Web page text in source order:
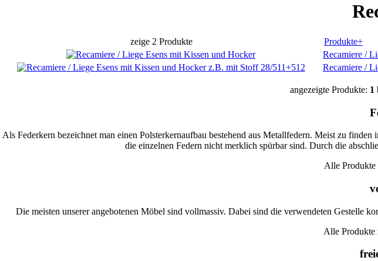
zeige 2 Produkte Produkte+
Recamiere /
Recamiere /
angezeigte Produkte: 1
Als Federkern bezeichnet man einen Polsterkernaufbau bestehend aus Metallfedern. Meist zu
die einzelnen Federn nicht merklich spürbar sind. Durch die
Alle Produkte
Die meisten unserer angebotenen Möbel sind vollmassiv. Dabei sind die verwendeten Gestelle
Alle Produkte